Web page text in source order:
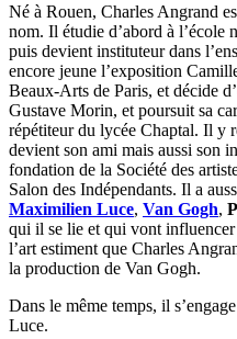
Né à Rouen, Charles Angrand
nom. Il étudie d’abord à l’école
puis devient instituteur dans
encore jeune l’exposition
Beaux-Arts de Paris, et décide
Gustave Morin, et poursuit sa
répétiteur du lycée Chaptal. Il y
devient son ami mais aussi son
fondation de la Société des
Salon des Indépendants. Il a
Maximilien Luce, Van Gogh,
qui il se lie et qui vont
l’art estiment que Charles
la production de Van Gogh.
Dans le même temps, il
Luce.